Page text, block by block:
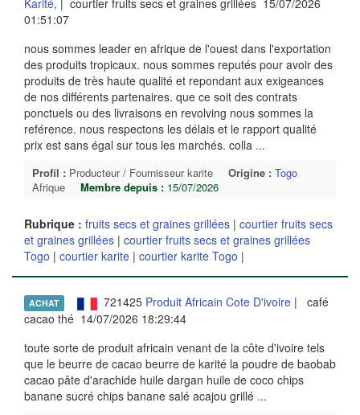
Karité, | courtier fruits secs et graines grillées 15/07/2026
01:51:07
nous sommes leader en afrique de l'ouest dans l'exportation
des produits tropicaux. nous sommes reputés pour avoir des
produits de très haute qualité et repondant aux exigeances
de nos différents partenaires. que ce soit des contrats
ponctuels ou des livraisons en revolving nous sommes la
reférence. nous respectons les délais et le rapport qualité
prix est sans égal sur tous les marchés. colla ...
Profil : Producteur / Fournisseur karite Origine : Togo
Afrique
Membre depuis : 15/07/2026
Rubrique : fruits secs et graines grillées | courtier fruits secs
et graines grillées | courtier fruits secs et graines grillées
Togo | courtier karite | courtier karite Togo |
ACHAT 721425 Produit Africain Cote D'ivoire| café
cacao thé 14/07/2026 18:29:44
toute sorte de produit africain venant de la côte d'ivoire tels
que le beurre de cacao beurre de karité la poudre de baobab
cacao pâte d'arachide huile dargan huile de coco chips
banane sucré chips banane salé acajou grillé ...